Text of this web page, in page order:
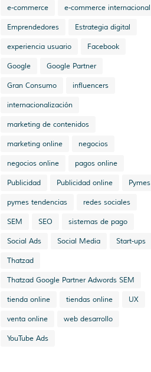
e-commerce e-commerce internacional
Emprendedores Estrategia digital
experiencia usuario Facebook
Google Google Partner
Gran Consumo influencers
internacionalización
marketing de contenidos
marketing online negocios
negocios online pagos online
Publicidad Publicidad online Pymes
pymes tendencias redes sociales
SEM SEO sistemas de pago
Social Ads Social Media Start-ups
Thatzad
Thatzad Google Partner Adwords SEM
tienda online tiendas online UX
venta online web desarrollo
YouTube Ads